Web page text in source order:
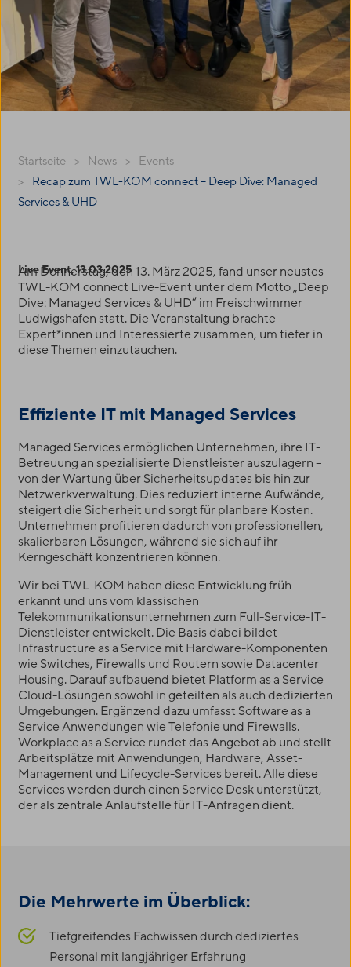
Startseite News
Events
Recap zum TWL-KOM connect – Deep Dive: Managed
Services & UHD
Live Event, 13.03.2025
Am Donnerstag, den 13. März 2025, fand unser neustes
TWL-KOM connect Live-Event unter dem Motto „Deep
Dive: Managed Services & UHD“ im Freischwimmer
Ludwigshafen statt. Die Veranstaltung brachte
Expert*innen und Interessierte zusammen, um tiefer in
diese Themen einzutauchen.
Effiziente IT mit Managed Services
Managed Services ermöglichen Unternehmen, ihre IT-
Betreuung an spezialisierte Dienstleister auszulagern –
von der Wartung über Sicherheitsupdates bis hin zur
Netzwerkverwaltung. Dies reduziert interne Aufwände,
steigert die Sicherheit und sorgt für planbare Kosten.
Unternehmen profitieren dadurch von professionellen,
skalierbaren Lösungen, während sie sich auf ihr
Kerngeschäft konzentrieren können.
Wir beiTWL-KOM haben diese Entwicklung früh
erkannt und uns vom klassischen
Telekommunikationsunternehmen zum Full-Service-IT-
Dienstleister entwickelt. Die Basis dabei bildet
Infrastructure as a Service mit Hardware-Komponenten
wie Switches, Firewalls und Routern sowie Datacenter
Housing. Darauf aufbauend bietet Platform as a Service
Cloud-Lösungen sowohl in geteilten als auch dedizierten
Umgebungen. Ergänzend dazu umfasst Software as a
Service Anwendungen wie Telefonie und Firewalls.
Workplace as a Service rundet das Angebot ab und stellt
Arbeitsplätze mit Anwendungen, Hardware, Asset-
Management und Lifecycle-Services bereit. Alle diese
Services werden durch einen Service Desk unterstützt,
der als zentrale Anlaufstelle für IT-Anfragen dient.
Die Mehrwerte im Überblick:
Tiefgreifendes Fachwissen durch dediziertes
Personal mit langjähriger Erfahrung